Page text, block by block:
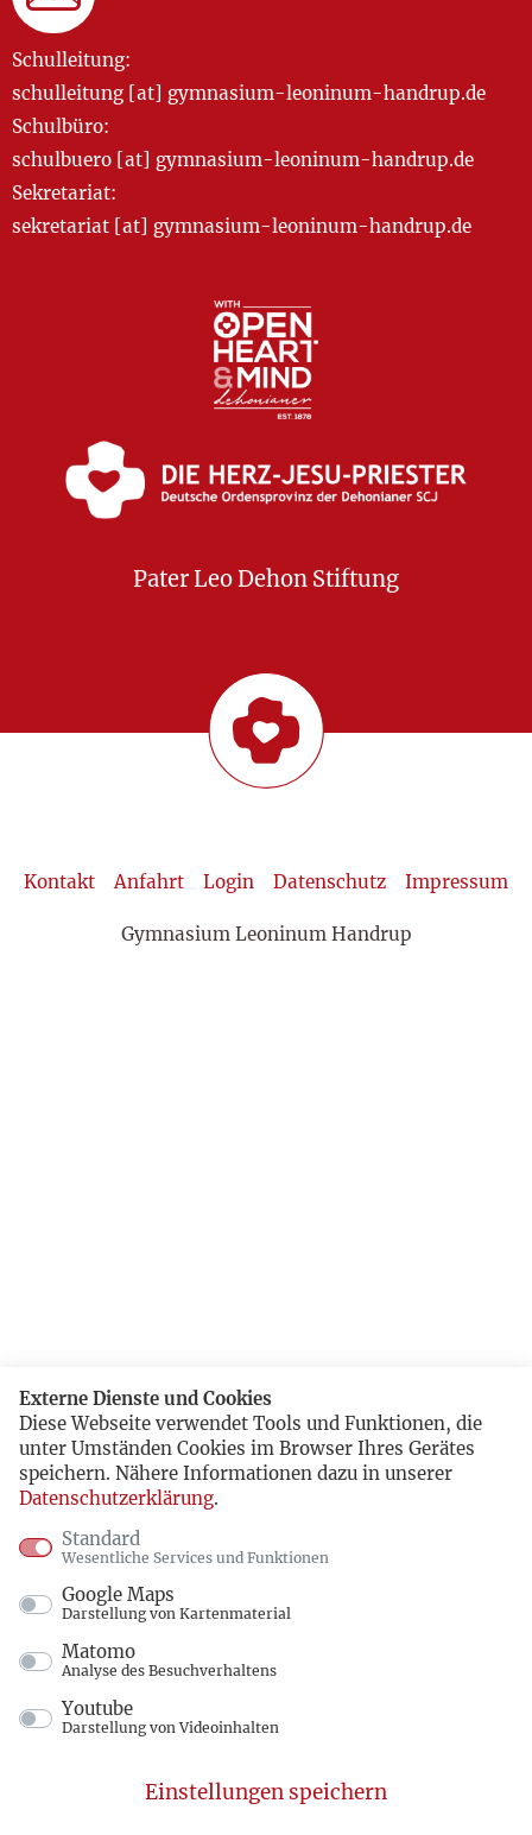
Schulleitung:
schulleitung [at] gymnasium-leoninum-handrup.de
Schulbüro:
schulbuero [at] gymnasium-leoninum-handrup.de
Sekretariat:
sekretariat [at] gymnasium-leoninum-handrup.de
Pater Leo Dehon Stiftung
Kontakt Anfahrt Login Datenschutz Impressum
Gymnasium Leoninum Handrup
Externe Dienste und Cookies
Diese Webseite verwendet Tools und Funktionen, die
unter Umständen Cookies im Browser Ihres Gerätes
speichern. Nähere Informationen dazu in unserer
Datenschutzerklärung.
Standard
Wesentliche Services und Funktionen
Google Maps
Darstellung von Kartenmaterial
Matomo
Analyse des Besuchverhaltens
Youtube
Darstellung von Videoinhalten
Einstellungen speichern